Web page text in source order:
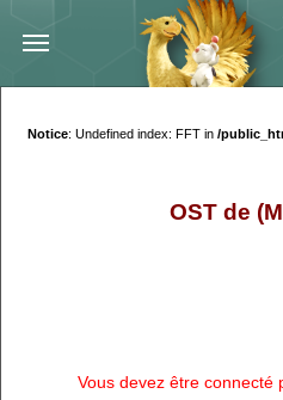
Notice: Undefined index: FFT in /
OST de
Vous devez être connecté